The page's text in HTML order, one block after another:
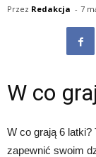
Przez Redakcja - 7
W co
W co grają 6 latki?
zapewnić swoim